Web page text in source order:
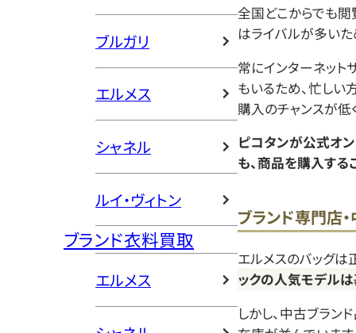
ブルガリ
エルメス
シャネル
ルイ・ヴィトン
ブランド衣料買取
エルメス
全国どこからでも閲
はライバルが多いた
常にインターネット
もいるため、忙し
購入のチャンスが低
ピコタンが公式オ
も、商品を購入する
ブランド専門店
エルメスのバッグは
ックの人気モデル
しかし、中古ブラン